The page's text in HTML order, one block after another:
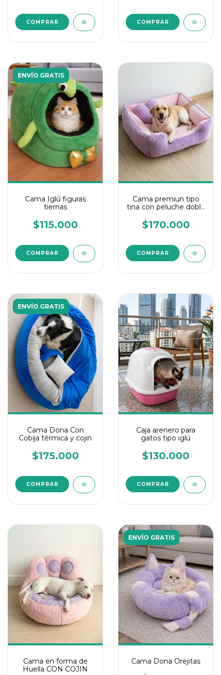
COMPRAR COMPRAR
ENVÍO GRATIS
Cama Iglú figuras
tiernas
$115.000
COMPRAR
Cama premiun tipo
tina con peluche doble
extraible, cramallera
facil lavado
$170.000
COMPRAR
ENVÍO GRATIS
Cama Dona Con
Cobija térmica y cojin
$175.000
COMPRAR
Caja arenero para
gatos tipo iglú
$130.000
COMPRAR
Cama en forma de
Huella CON COJIN
ENVÍO GRATIS
Cama Dona Orejitas